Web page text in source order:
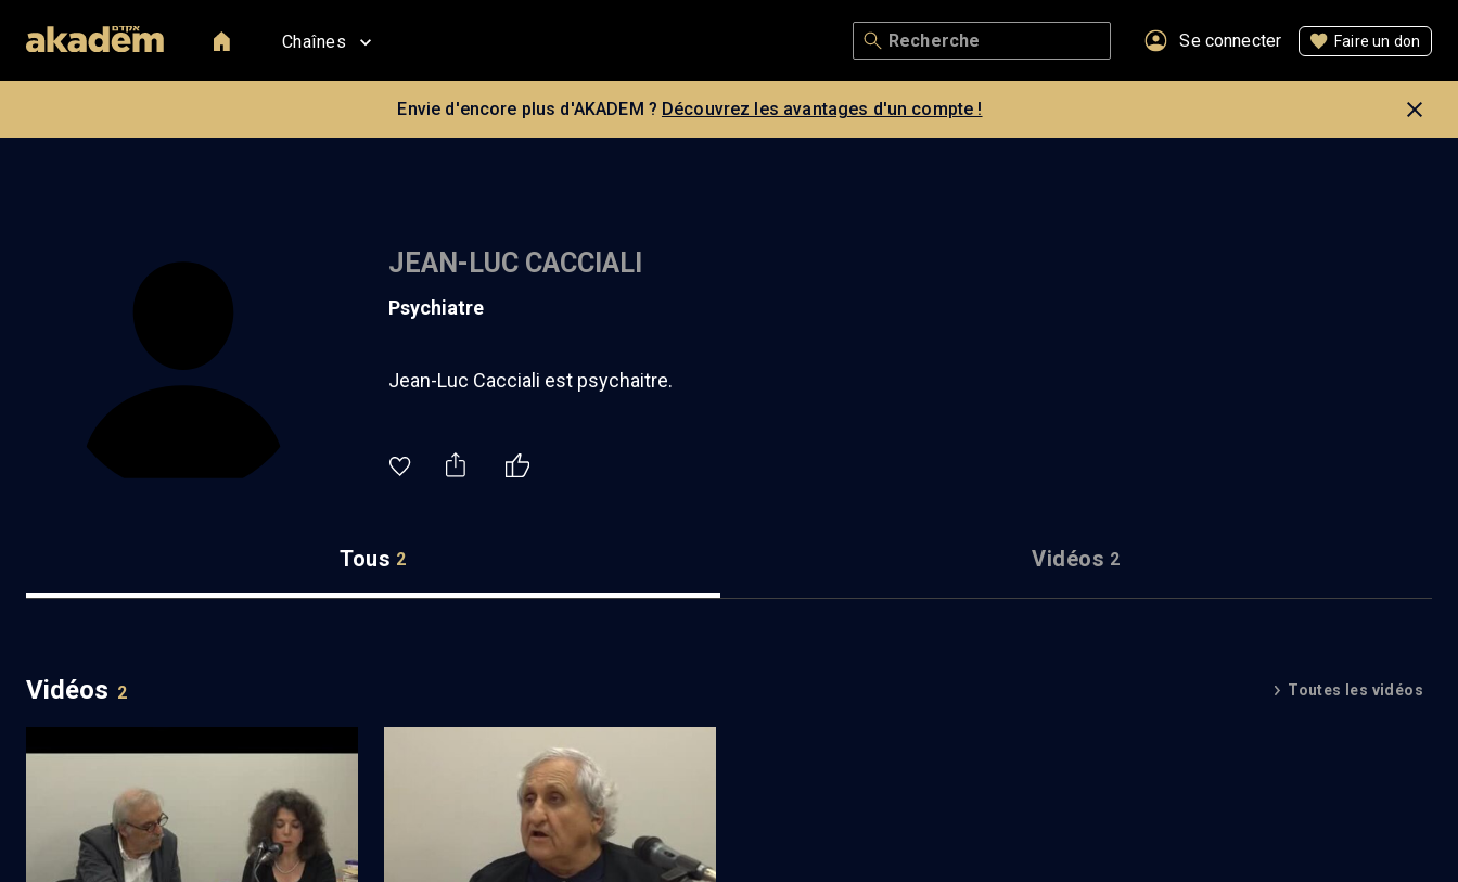
Chaînes Se connecter Faire un don
Envie d'encore plus d'AKADEM ? Découvrez les avantages d'un compte !
JEAN-LUC CACCIALI
psychiatre
Jean-Luc Cacciali est psychaitre.
Tous 2 Vidéos 2
Vidéos 2 Toutes les vidéos
Journée autour d’Abraham B.
Journée autour d’Abraham B.